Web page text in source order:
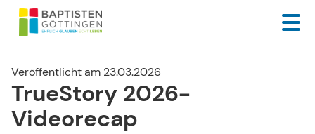
Veröffentlicht am 23.03.2026
TrueStory 2026-
Videorecap